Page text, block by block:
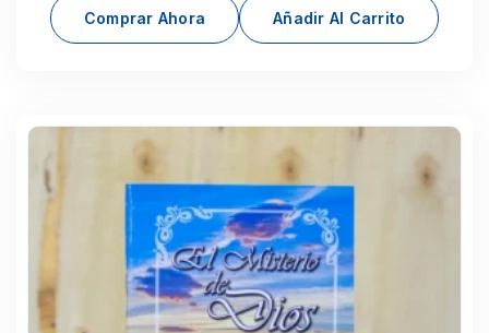
Comprar Ahora Añadir Al Carrito